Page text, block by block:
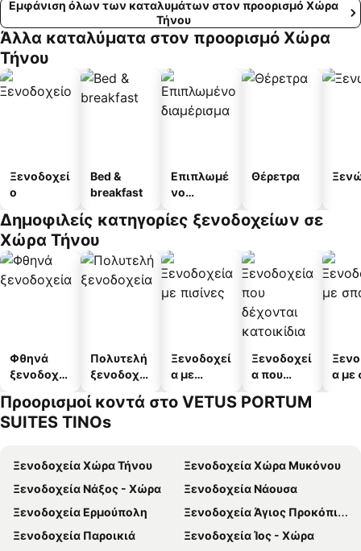
Εμφάνιση όλων των καταλυμάτων στον προορισμό Χώρα
Τήνου
Άλλα καταλύματα στον προορισμό Χώρα
Τήνου
Ξενοδοχεί
ο
Bed &
breakfast
Επιπλωμέ
νο
α
Θέρετρα
Δημοφιλείς κατηγορίες ξενοδοχείων σε
Χώρα Τήνου
Φθηνά
ξενοδοχεί
Πολυτελή
ξενοδοχεί
Ξενοδοχεί
α με
Ξενοδοχεί
α που
κατοικίδι
α με
Προορισμοί κοντά στο VETUS PORTUM
SUITES TINOs
Ξενοδοχεία Χώρα Τήνου
Ξενοδοχεία Χώρα Μυκόνου
Ξενοδοχεία Νάξος - Χώρα
Ξενοδοχεία Νάουσα
Ξενοδοχεία Ερμούπολη
Ξενοδοχεία Άγιος Προκόπιος
Ξενοδοχεία Παροικιά
Ξενοδοχεία Ίος - Χώρα